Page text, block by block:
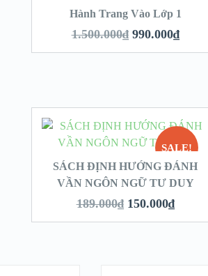
Hành Trang Vào Lớp 1
1.500.000₫ 990.000₫
SALE!
SÁCH ĐỊNH HƯỚNG ĐÁNH
VẦN NGÔN NGỮ TƯ DUY
189.000₫ 150.000₫